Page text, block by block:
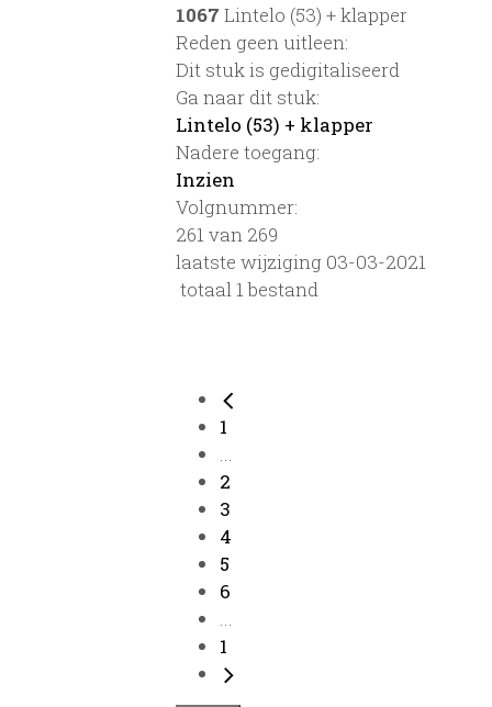
1067 Lintelo (53) + klapper
Reden geen uitleen:
Dit stuk is gedigitaliseerd
Ga naar dit stuk:
Lintelo (53) + klapper
Nadere toegang:
Inzien
Volgnummer:
261 van 269
laatste wijziging 03-03-2021
totaal 1 bestand
1
...
2
3
4
5
6
...
1